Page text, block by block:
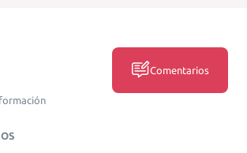
Comentarios